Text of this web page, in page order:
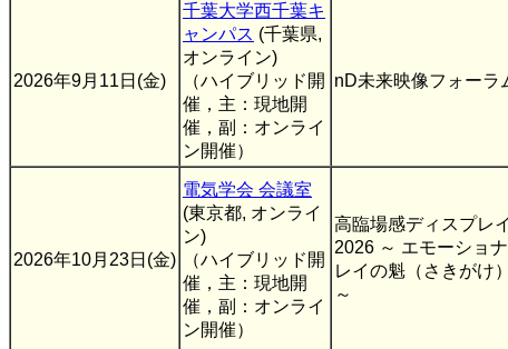
2026年9月11日(金)
千葉大学西千葉キ
ャンパス (千葉県,
オンライン)
（ハイブリッド開
催，主：現地開
催，副：オンライ
ン開催）
nD未来映像フォーラ
2026年10月23日(金)
電気学会 会議室
(東京都, オンライ
ン)
（ハイブリッド開
催，主：現地開
催，副：オンライ
ン開催）
高臨場感ディスプレ
2026 ～ エモーショ
レイの魁（さきがけ
～